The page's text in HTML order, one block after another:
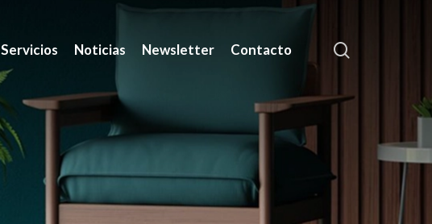
Servicios Noticias Newsletter Contacto